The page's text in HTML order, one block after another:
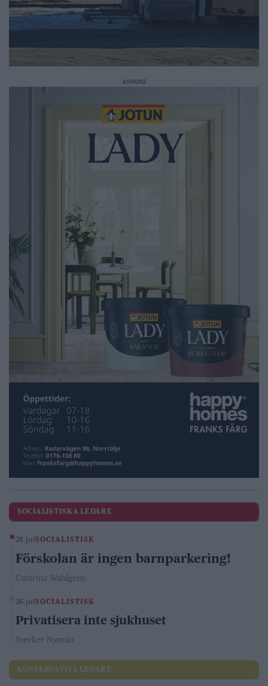
ANNONS
SOCIALISTISKA LEDARE
28 julSOCIALISTISK
Förskolan är ingen barnparkering!
Catarina Wahlgren
26 julSOCIALISTISK
Privatisera inte sjukhuset
Sverker Nyman
KONSERVATIVA LEDARE